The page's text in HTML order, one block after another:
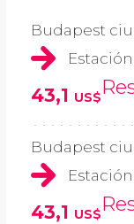
Budapest
43,1 US$
Budapest
43,1 US$